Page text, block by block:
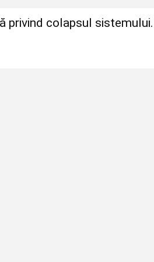
privind colapsul